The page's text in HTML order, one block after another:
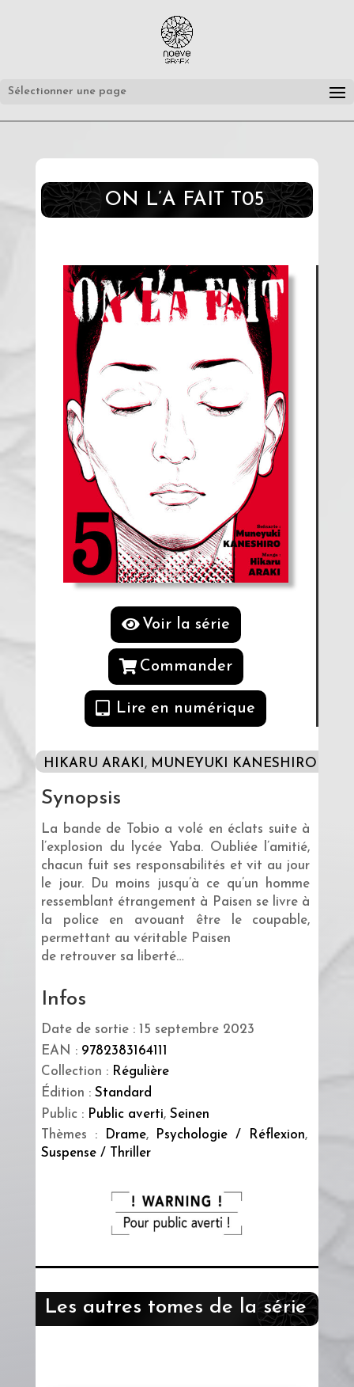
Sélectionner une page
ON L’A FAIT T05
Voir la série
Commander
Lire en numérique
HIKARU ARAKI , MUNEYUKI KANESHIRO
Synopsis
La bande de Tobio a volé en éclats suite à
l’explosion du lycée Yaba. Oubliée l’amitié,
chacun fuit ses responsabilités et vit au jour
le jour. Du moins jusqu’à ce qu’un homme
ressemblant étrangement à Paisen se livre à
la police en avouant être le coupable,
permettant au véritable Paisen
de retrouver sa liberté…
Infos
Date de sortie : 15 septembre 2023
EAN : 9782383164111
Collection : Régulière
Édition : Standard
Public : Public averti, Seinen
Thèmes :
Drame, Psychologie / Réflexion,
Suspense / Thriller
Les autres tomes de la série